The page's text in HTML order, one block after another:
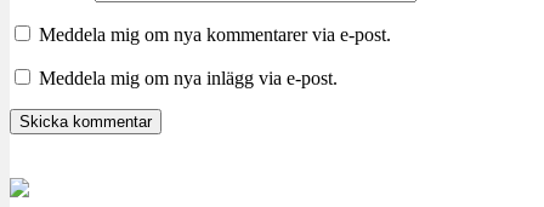
Meddela mig om nya kommentarer via e-post.
Meddela mig om nya inlägg via e-post.